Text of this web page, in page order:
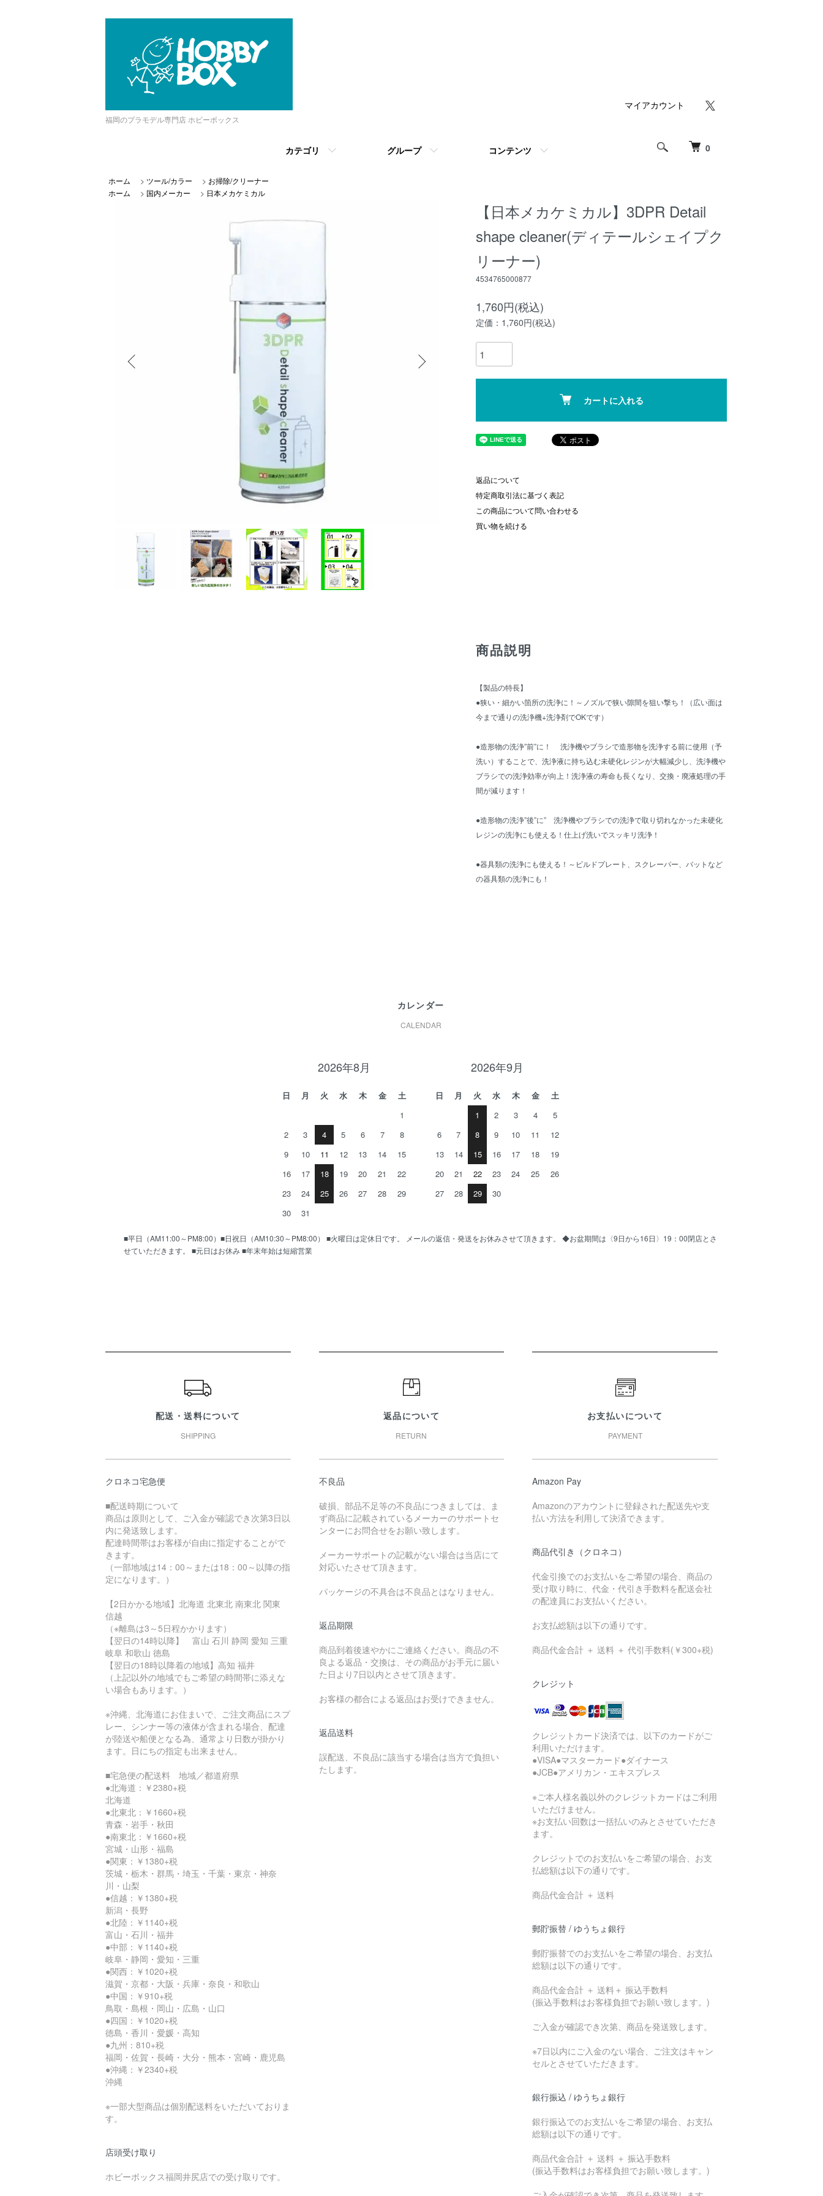
福岡のプラモデル専門店 ホビーボックス
0
カテゴリ グループ コンテンツ
マイアカウント
ホーム > ツール/カラー > お掃除/クリーナー
ホーム
> 国内メーカー > 日本メカケミカル
【日本メカケミカル】3DPR Detail
shape cleaner(ディテールシェイプク
リーナー)
4534765000877
1,760円(税込)
定価：1,760円(税込)
カートに入れる
返品について
特定商取引法に基づく表記
この商品について問い合わせる
買い物を続ける
商品説明
【製品の特長】
●狭い・細かい箇所の洗浄に！～ノズルで狭い隙間を狙い撃ち！（広い面は
今まで通りの洗浄機+洗浄剤でOKです）
●造形物の洗浄”前”に！ 洗浄機やブラシで造形物を洗浄する前に使用（予
洗い）することで、洗浄液に持ち込む未硬化レジンが大幅減少し、洗浄機や
ブラシでの洗浄効率が向上！洗浄液の寿命も長くなり、交換・廃液処理の手
間が減ります！
●造形物の洗浄”後”に” 洗浄機やブラシでの洗浄で取り切れなかった未硬化
レジンの洗浄にも使える！仕上げ洗いでスッキリ洗浄！
●器具類の洗浄にも使える！～ビルドプレート、スクレーパー、バットなど
の器具類の洗浄にも！
カレンダー
CALENDAR
2026年8月
日 月 火 水 木 金
土
1
2
3 4 5 6 7
8
9
10 11 12 13 14
15
16
17 18 19 20 21
22
23
24 25 26 27 28
29
30
31
2026年9月
日 月 火 水 木 金
土
1
2 3 4
5
6
7 8 9 10 11
12
13
14 15 16 17 18
19
20
21 22 23 24 25
26
27
28 29 30
■平日（AM11:00～PM8:00）■日祝日（AM10:30～PM8:00） ■火曜日は定休日です。 メールの返信・発送をお休みさせて頂きます。 ◆お盆期間は〈9日から16日〉19：00閉店とさ
せていただきます。 ■元日はお休み ■年末年始は短縮営業
配送・送料について
SHIPPING
クロネコ宅急便
■配送時期について
商品は原則として、ご入金が確認でき次第3日以
内に発送致します。
配達時間帯はお客様が自由に指定することがで
きます。
（一部地域は14：00～または18：00～以降の指
定になります。）
【2日かかる地域】北海道 北東北 南東北 関東
信越
（※離島は3～5日程かかります）
【翌日の14時以降】 富山 石川 静岡 愛知 三重
岐阜 和歌山 徳島
【翌日の18時以降着の地域】高知 福井
（上記以外の地域でもご希望の時間帯に添えな
い場合もあります。）
※沖縄、北海道にお住まいで、ご注文商品にスプ
レー、シンナー等の液体が含まれる場合、配達
が陸送や船便となる為、通常より日数が掛かり
ます。日にちの指定も出来ません。
■宅急便の配送料 地域／都道府県
●北海道：￥2380+税
北海道
●北東北：￥1660+税
青森・岩手・秋田
●南東北：￥1660+税
宮城・山形・福島
●関東：￥1380+税
茨城・栃木・群馬・埼玉・千葉・東京・神奈
川・山梨
●信越：￥1380+税
新潟・長野
●北陸：￥1140+税
富山・石川・福井
●中部：￥1140+税
岐阜・静岡・愛知・三重
●関西：￥1020+税
滋賀・京都・大阪・兵庫・奈良・和歌山
●中国：￥910+税
鳥取・島根・岡山・広島・山口
●四国：￥1020+税
徳島・香川・愛媛・高知
●九州：810+税
福岡・佐賀・長崎・大分・熊本・宮崎・鹿児島
●沖縄：￥2340+税
沖縄
※一部大型商品は個別配送料をいただいておりま
す。
店頭受け取り
ホビーボックス福岡井尻店での受け取りです。
返品について
RETURN
不良品
破損、部品不足等の不良品につきましては、ま
ず商品に記載されているメーカーのサポートセ
ンターにお問合せをお願い致します。
メーカーサポートの記載がない場合は当店にて
対応いたさせて頂きます。
パッケージの不具合は不良品とはなりません。
返品期限
商品到着後速やかにご連絡ください。商品の不
良よる返品・交換は、その商品がお手元に届い
た日より7日以内とさせて頂きます。
お客様の都合による返品はお受けできません。
返品送料
誤配送、不良品に該当する場合は当方で負担い
たします。
お支払いについて
PAYMENT
Amazon Pay
Amazonのアカウントに登録された配送先や支
払い方法を利用して決済できます。
商品代引き（クロネコ）
代金引換でのお支払いをご希望の場合、商品の
受け取り時に、代金・代引き手数料を配送会社
の配達員にお支払いください。
お支払総額は以下の通りです。
商品代金合計 ＋ 送料 ＋ 代引手数料(￥300+税)
クレジット
クレジットカード決済では、以下のカードがご
利用いただけます。
●VISA●マスターカード●ダイナース
●JCB●アメリカン・エキスプレス
※ご本人様名義以外のクレジットカードはご利用
いただけません。
※お支払い回数は一括払いのみとさせていただき
ます。
クレジットでのお支払いをご希望の場合、お支
払総額は以下の通りです。
商品代金合計 ＋ 送料
郵貯振替 / ゆうちょ銀行
郵貯振替でのお支払いをご希望の場合、お支払
総額は以下の通りです。
商品代金合計 ＋ 送料＋ 振込手数料
(振込手数料はお客様負担でお願い致します。)
ご入金が確認でき次第、商品を発送致します。
※7日以内にご入金のない場合、ご注文はキャン
セルとさせていただきます。
銀行振込 / ゆうちょ銀行
銀行振込でのお支払いをご希望の場合、お支払
総額は以下の通りです。
商品代金合計 ＋ 送料 ＋ 振込手数料
(振込手数料はお客様負担でお願い致します。)